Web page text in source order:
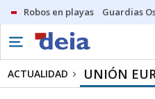
Robos en playas Guardias
ACTUALIDAD UNIÓN